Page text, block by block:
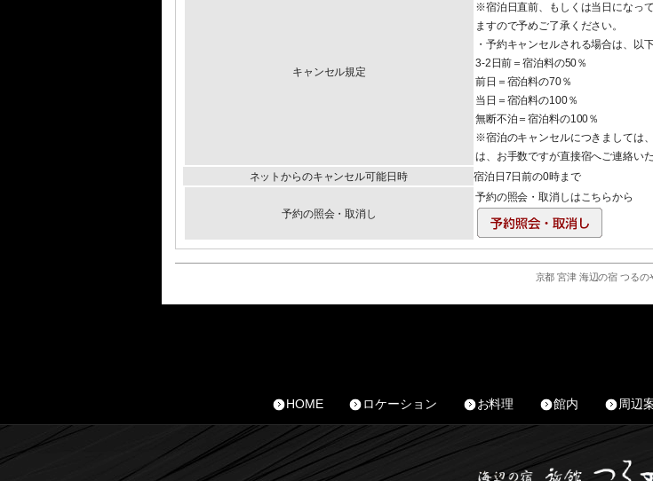
キャンセル規定
※宿泊日直前、もしくは当日になっ
ますので予めご了承ください。
・予約キャンセルされる場合は、以
3-2日前＝宿泊料の50％
前日＝宿泊料の70％
当日＝宿泊料の100％
無断不泊＝宿泊料の100％
※宿泊のキャンセルにつきましては
は、お手数ですが直接宿へご連絡い
ネットからのキャンセル可能日時
宿泊日7日前の0時まで
予約の照会・取消し
予約の照会・取消しはこちらから
京都 宮津 海辺の宿 つるの
HOME ロケーション お料理 館内 周辺